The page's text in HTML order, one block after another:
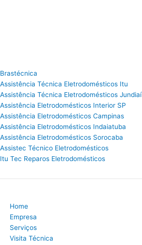
Brastécnica
Assistência Técnica Eletrodomésticos Itu
Assistência Técnica Eletrodomésticos Jundiaí
Assistência Eletrodomésticos Interior SP
Assistência Eletrodomésticos Campinas
Assistência Eletrodomésticos Indaiatuba
Assistência Eletrodomésticos Sorocaba
Assistec Técnico Eletrodomésticos
Itu Tec Reparos Eletrodomésticos
Home
Empresa
Serviços
Visita Técnica